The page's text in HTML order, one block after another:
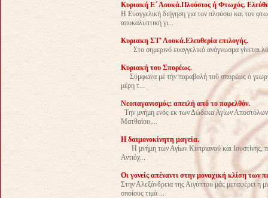
Kυριακή Ε΄ Λουκά.Πλούσιος ή Φτωχός.
Η Ευαγγελική διήγηση για τον πλούσιο και τον
αποκαλυπτική γι...
Κυριακη ΣΤ' Λουκά.Ελευθερία επιλογής.
Στο σημερινό ευαγγελικό ανάγνωσμα γίνεται
Κυριακή του Σπορέως.
Σύμφωνα μέ τήν παραβολή τοῦ σπορέως ὁ
μέρη τ...
Νεοπαγανισμός: απειλή από το παρελθόν.
Την μνήμη ενός εκ των Δώδεκα Αγίων
Ματθαίου,...
Η δαιμονοκίνητη μαγεία.
Η μνήμη των Αγίων Κυπριανού και Ιουστίνης,
Αντιόχ...
Οι γονείς απέναντι στην μοναχική κλίση των
Στην Αλεξάνδρεια της Αιγύπτου μάς μεταφέρει
οποίους τιμά ...